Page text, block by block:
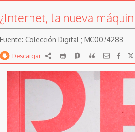
¿Internet, la nueva
Colección Digital ; MC0074288
Descargar RDF imprimirReportarCitar